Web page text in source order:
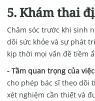
5. Khám thai
Chăm sóc trước khi sinh
dõi sức khỏe và sự phát
kịp thời mọi vấn đề tiềm
- Tầm quan trọng của
cho phép bác sĩ theo dõi
xét nghiệm cần thiết và